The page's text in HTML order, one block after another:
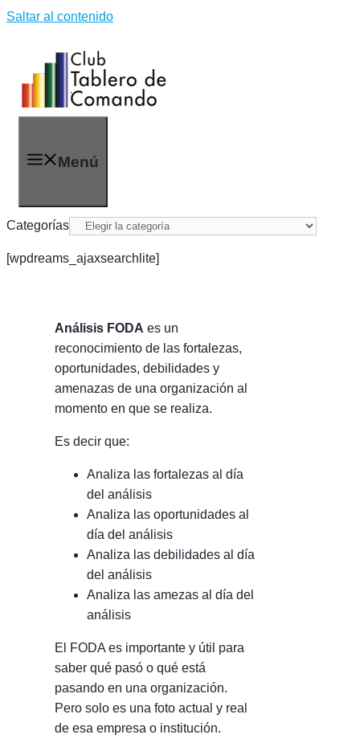
Saltar al contenido
Menú
Categorías
[wpdreams_ajaxsearchlite]
Análisis FODA es un
reconocimiento de las fortalezas,
oportunidades, debilidades y
amenazas de una organización al
momento en que se realiza.
Es decir que:
Analiza las fortalezas al día
del análisis
Analiza las oportunidades al
día del análisis
Analiza las debilidades al día
del análisis
Analiza las amezas al día del
análisis
El FODA es importante y útil para
saber qué pasó o qué está
pasando en una organización.
Pero solo es una foto actual y real
de esa empresa o institución.